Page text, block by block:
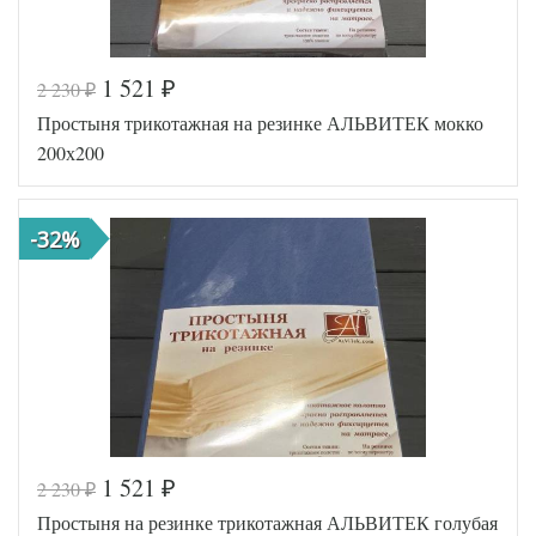
Код товара
517-138
Артикул
AL200092
Размер
простыни
200х200
(на
резинке)
Производитель
АльВиТек
(Россия)
Код товара
516-574
AL200092
2 230₽ 1 521 ₽
Простыня трикотажная на резинке АЛЬВИТЕК мокко
200х200
-32%
2 230₽ 1 521 ₽
Простыня на резинке трикотажная АЛЬВИТЕК голубая